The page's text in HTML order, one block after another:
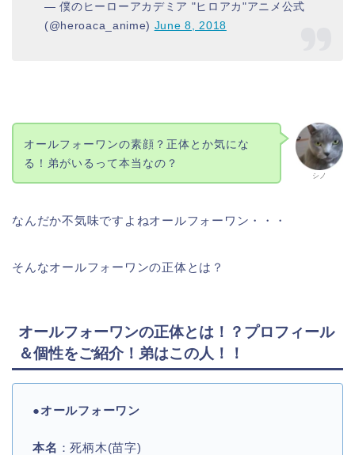
— 僕のヒーローアカデミア "ヒロアカ"アニメ公式
(@heroaca_anime) June 8, 2018
シノ
オールフォーワンの素顔？正体とか気にな
る！弟がいるって本当なの？
なんだか不気味ですよねオールフォーワン・・・
そんなオールフォーワンの正体とは？
オールフォーワンの正体とは！？プロフィール
＆個性をご紹介！弟はこの人！！
●オールフォーワン
本名 ：死柄木(苗字)